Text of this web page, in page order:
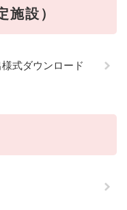
施設）
式ダウンロード